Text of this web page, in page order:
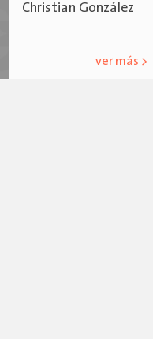
Christian González
ver más >